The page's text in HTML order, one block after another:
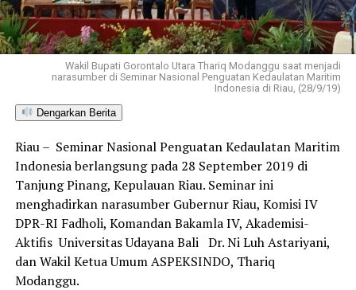
Wakil Bupati Gorontalo Utara Thariq Modanggu saat menjadi
narasumber di Seminar Nasional Penguatan Kedaulatan Maritim
Indonesia di Riau, (28/9/19)
Dengarkan Berita
Riau – Seminar Nasional Penguatan Kedaulatan Maritim
Indonesia berlangsung pada 28 September 2019 di
Tanjung Pinang, Kepulauan Riau. Seminar ini
menghadirkan narasumber Gubernur Riau, Komisi IV
DPR-RI Fadholi, Komandan Bakamla IV, Akademisi-
Aktifis Universitas Udayana Bali Dr. Ni Luh Astariyani,
dan Wakil Ketua Umum ASPEKSINDO, Thariq
Modanggu.